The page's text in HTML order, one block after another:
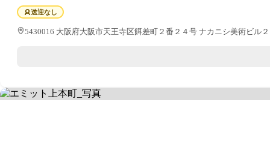
送迎なし
5430016 大阪府大阪市天王寺区餌差町２番２４号 ナカニシ美術ビル